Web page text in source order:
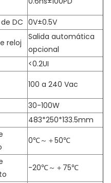
DC 0V±0.5V
reloj
Salida automática
opcional
<0.2UI
100 a 240 Vac
30-100W
483*250*133.5mm
0℃～＋50℃
-20℃～＋75℃